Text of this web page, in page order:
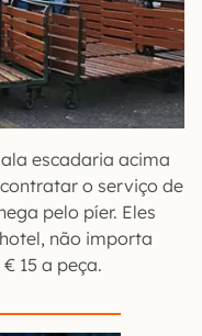
escadaria acima
o serviço de
pelo píer. Eles
não importa
15 a peça.